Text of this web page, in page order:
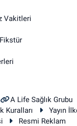
Vakitleri
A Life Sağlık Grubu
Kuralları
Yayın
Resmi Reklam